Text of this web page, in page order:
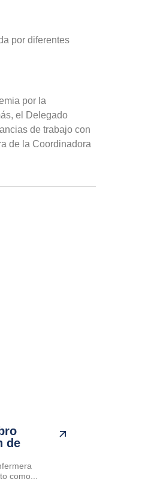
por diferentes
por la
el Delegado
de trabajo con
de la Coordinadora
de
como...